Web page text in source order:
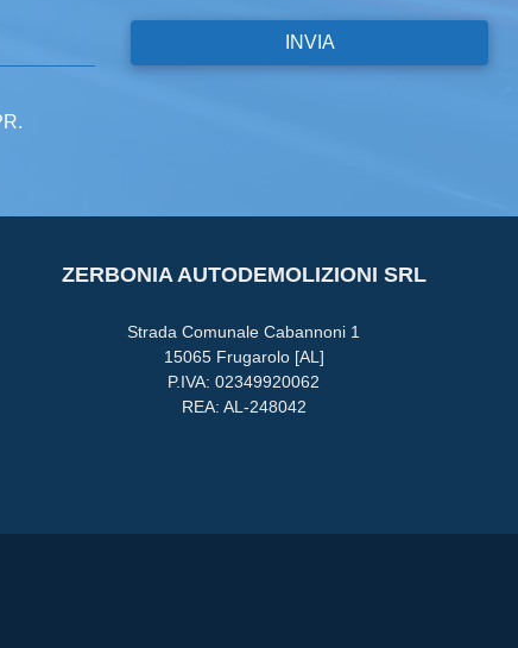
ZERBONIA AUTODEMOLIZIONI SRL
Strada Comunale Cabannoni 1
15065 Frugarolo [AL]
P.IVA: 02349920062
REA: AL-248042